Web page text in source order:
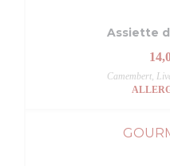
Assiette
Camembert,